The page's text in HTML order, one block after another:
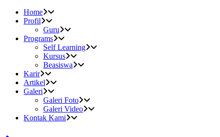
Home
Profil
Guru
Programs
Self Learning
Kursus
Beasiswa
Karir
Artikel
Galeri
Galeri Foto
Galeri Video
Kontak Kami